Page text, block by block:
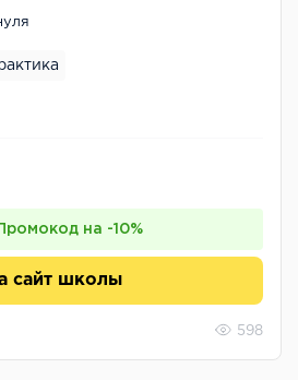
на -10%
сайт школы
598